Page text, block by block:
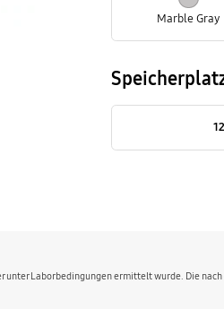
Marble Gray
Laborbedingungen ermittelt wurde. Die